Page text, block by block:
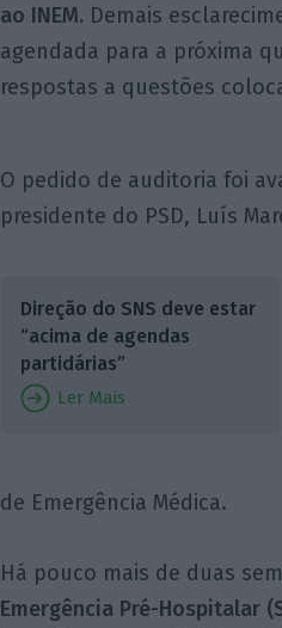
ao INEM. Demais
agendada para a próxima
respostas a questões
O pedido de auditoria foi
presidente do PSD, Luís
Direção do SNS deve estar
“acima de agendas
partidárias”
Ler Mais
de Emergência Médica.
Há pouco mais de duas
Emergência Pré-Hospitalar